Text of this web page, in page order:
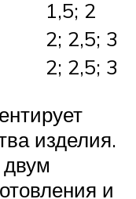
1,5; 2
2; 2,5; 3
2; 2,5; 3
изделия.
и